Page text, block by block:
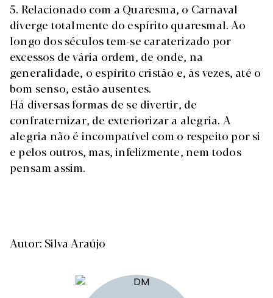
5. Relacionado com a Quaresma, o Carnaval
diverge totalmente do espírito quaresmal. Ao
longo dos séculos tem-se caraterizado por
excessos de vária ordem, de onde, na
generalidade, o espírito cristão e, às vezes, até o
bom senso, estão ausentes.
Há diversas formas de se divertir, de
confraternizar, de exteriorizar a alegria. A
alegria não é incompatível com o respeito por si
e pelos outros, mas, infelizmente, nem todos
pensam assim.
Autor: Silva Araújo